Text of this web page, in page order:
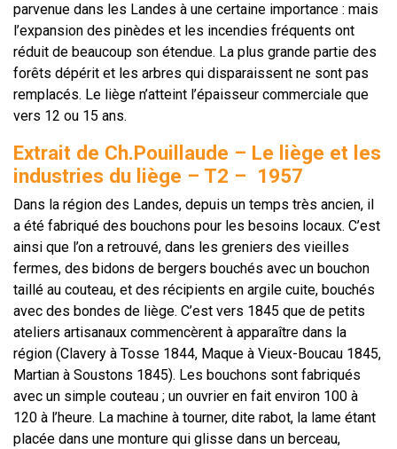
parvenue dans les Landes à une certaine importance : mais
l’expansion des pinèdes et les incendies fréquents ont
réduit de beaucoup son étendue. La plus grande partie des
forêts dépérit et les arbres qui disparaissent ne sont pas
remplacés. Le liège n’atteint l’épaisseur commerciale que
vers 12 ou 15 ans.
Extrait de Ch.Pouillaude – Le liège et les
industries du liège – T2 – 1957
Dans la région des Landes, depuis un temps très ancien, il
a été fabriqué des bouchons pour les besoins locaux. C’est
ainsi que l’on a retrouvé, dans les greniers des vieilles
fermes, des bidons de bergers bouchés avec un bouchon
taillé au couteau, et des récipients en argile cuite, bouchés
avec des bondes de liège. C’est vers 1845 que de petits
ateliers artisanaux commencèrent à apparaître dans la
région (Clavery à Tosse 1844, Maque à Vieux-Boucau 1845,
Martian à Soustons 1845). Les bouchons sont fabriqués
avec un simple couteau ; un ouvrier en fait environ 100 à
120 à l’heure. La machine à tourner, dite rabot, la lame étant
placée dans une monture qui glisse dans un berceau,